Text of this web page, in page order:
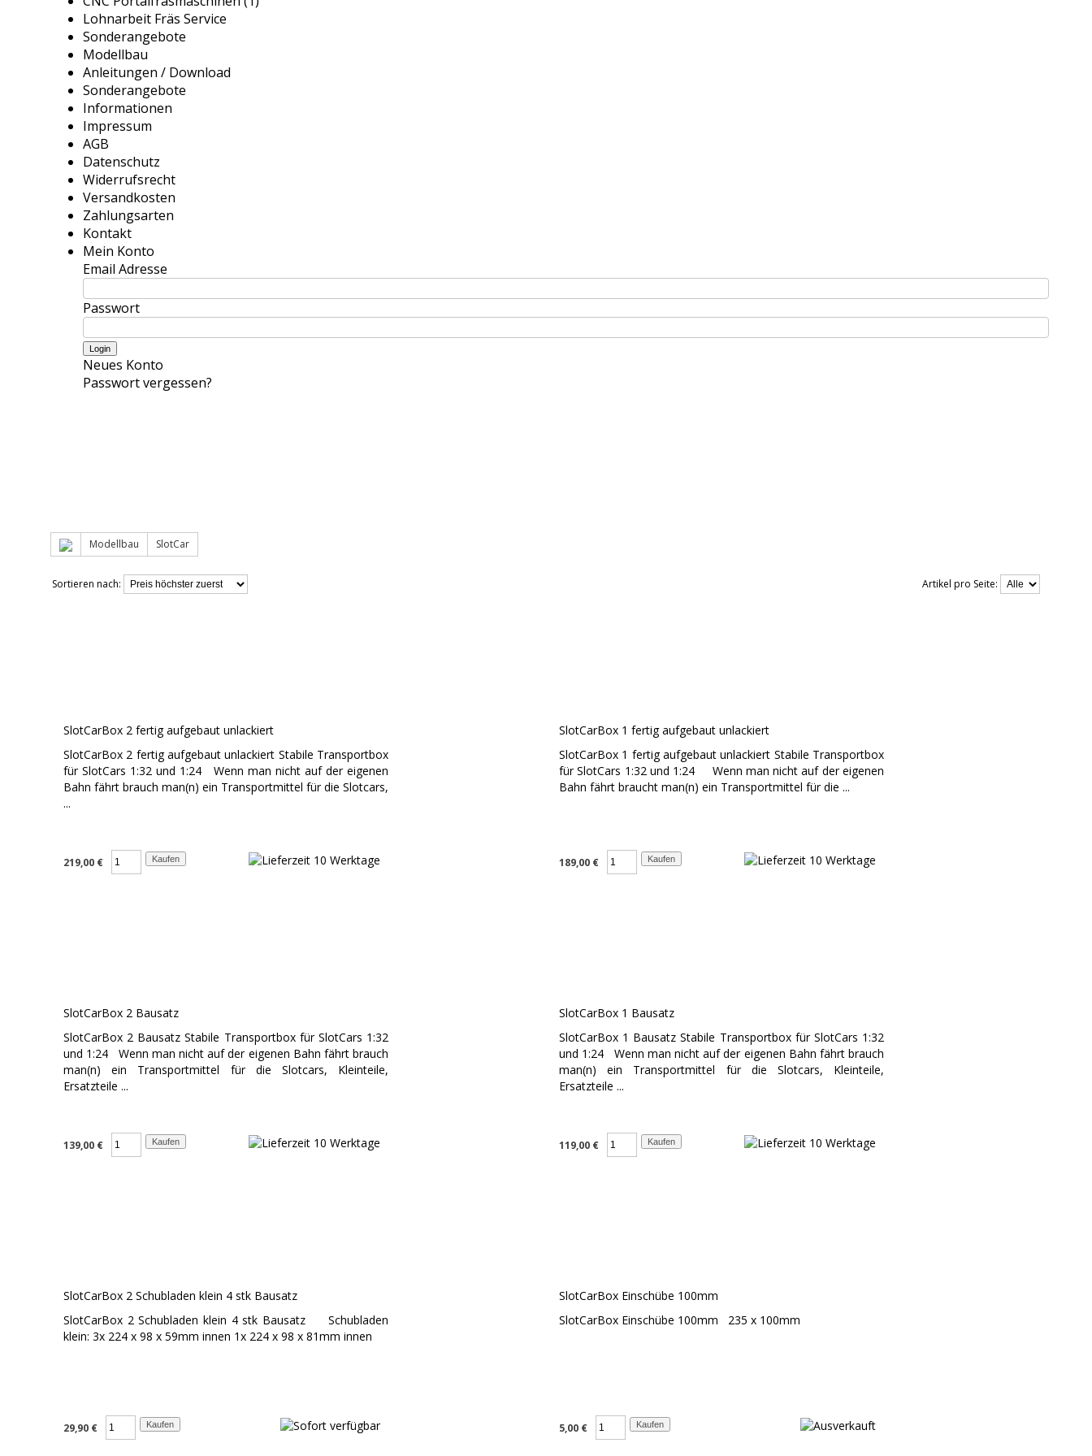
Lohnarbeit Fräs Service
Sonderangebote
Modellbau
Anleitungen / Download
Sonderangebote
Informationen
Impressum
AGB
Datenschutz
Widerrufsrecht
Versandkosten
Zahlungsarten
Kontakt
Mein Konto
Email Adresse
Passwort
Neues Konto
Passwort vergessen?
Modellbau SlotCar
Sortieren nach: Artikel pro Seite:
SlotCarBox 2 fertig aufgebaut unlackiert
SlotCarBox 2 fertig aufgebaut unlackiert Stabile Transportbox
für SlotCars 1:32 und 1:24 Wenn man nicht auf der eigenen
Bahn fährt brauch man(n) ein Transportmittel für die Slotcars,
...
219,00 €
SlotCarBox 1 fertig aufgebaut unlackiert
SlotCarBox 1 fertig aufgebaut unlackiert Stabile Transportbox
für SlotCars 1:32 und 1:24 Wenn man nicht auf der eigenen
Bahn fährt braucht man(n) ein Transportmittel für die ...
189,00 €
SlotCarBox 2 Bausatz
SlotCarBox 2 Bausatz Stabile Transportbox für SlotCars 1:32
und 1:24 Wenn man nicht auf der eigenen Bahn fährt brauch
man(n) ein Transportmittel für die Slotcars, Kleinteile,
Ersatzteile ...
139,00 €
SlotCarBox 1 Bausatz
SlotCarBox 1 Bausatz Stabile Transportbox für SlotCars 1:32
und 1:24 Wenn man nicht auf der eigenen Bahn fährt brauch
man(n) ein Transportmittel für die Slotcars, Kleinteile,
Ersatzteile ...
119,00 €
SlotCarBox 2 Schubladen klein 4 stk Bausatz
SlotCarBox 2 Schubladen klein 4 stk Bausatz Schubladen
klein: 3x 224 x 98 x 59mm innen 1x 224 x 98 x 81mm innen
29,90 €
SlotCarBox Einschübe 100mm
SlotCarBox Einschübe 100mm 235 x 100mm
5,00 €